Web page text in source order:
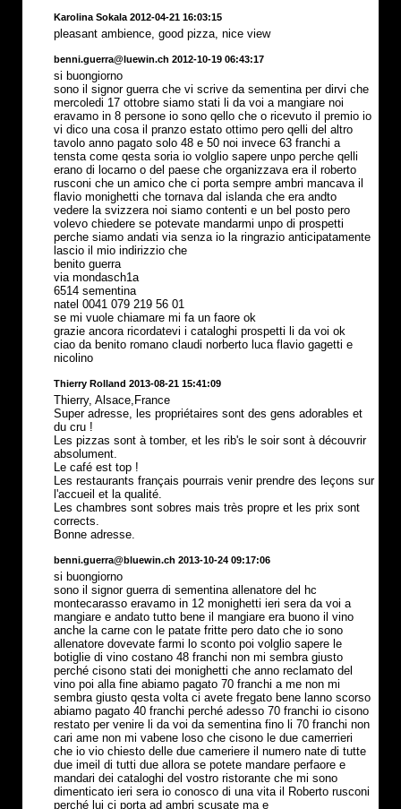
Karolina Sokala 2012-04-21 16:03:15
pleasant ambience, good pizza, nice view
benni.guerra@luewin.ch 2012-10-19 06:43:17
si buongiorno
sono il signor guerra che vi scrive da sementina per dirvi che
mercoledi 17 ottobre siamo stati li da voi a mangiare noi
eravamo in 8 persone io sono qello che o ricevuto il premio io
vi dico una cosa il pranzo estato ottimo pero qelli del altro
tavolo anno pagato solo 48 e 50 noi invece 63 franchi a
tensta come qesta soria io volglio sapere unpo perche qelli
erano di locarno o del paese che organizzava era il roberto
rusconi che un amico che ci porta sempre ambri mancava il
flavio monighetti che tornava dal islanda che era andto
vedere la svizzera noi siamo contenti e un bel posto pero
volevo chiedere se potevate mandarmi unpo di prospetti
perche siamo andati via senza io la ringrazio anticipatamente
lascio il mio indirizzio che
benito guerra
via mondasch1a
6514 sementina
natel 0041 079 219 56 01
se mi vuole chiamare mi fa un faore ok
grazie ancora ricordatevi i cataloghi prospetti li da voi ok
ciao da benito romano claudi norberto luca flavio gagetti e
nicolino
Thierry Rolland 2013-08-21 15:41:09
Thierry, Alsace,France
Super adresse, les propriétaires sont des gens adorables et
du cru !
Les pizzas sont à tomber, et les rib's le soir sont à découvrir
absolument.
Le café est top !
Les restaurants français pourrais venir prendre des leçons sur
l'accueil et la qualité.
Les chambres sont sobres mais très propre et les prix sont
corrects.
Bonne adresse.
benni.guerra@bluewin.ch 2013-10-24 09:17:06
si buongiorno
sono il signor guerra di sementina allenatore del hc
montecarasso eravamo in 12 monighetti ieri sera da voi a
mangiare e andato tutto bene il mangiare era buono il vino
anche la carne con le patate fritte pero dato che io sono
allenatore dovevate farmi lo sconto poi volglio sapere le
botiglie di vino costano 48 franchi non mi sembra giusto
perché cisono stati dei monighetti che anno reclamato del
vino poi alla fine abiamo pagato 70 franchi a me non mi
sembra giusto qesta volta ci avete fregato bene lanno scorso
abiamo pagato 40 franchi perché adesso 70 franchi io cisono
restato per venire li da voi da sementina fino li 70 franchi non
cari ame non mi vabene loso che cisono le due camerrieri
che io vio chiesto delle due cameriere il numero nate di tutte
due imeil di tutti due allora se potete mandare perfaore e
mandari dei cataloghi del vostro ristorante che mi sono
dimenticato ieri sera io conosco di una vita il Roberto rusconi
perché lui ci porta ad ambri scusate ma e